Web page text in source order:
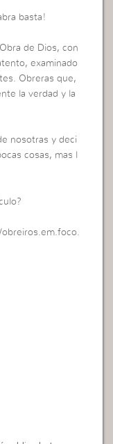
basta!
de Dios, con
examinado
Obreras que,
la verdad y la
nosotras y deci
cosas, mas l